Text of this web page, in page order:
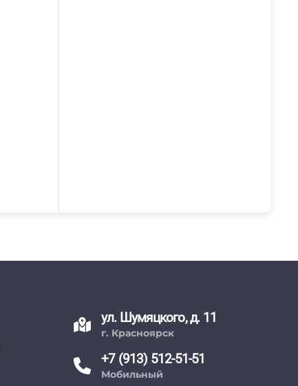
ул. Шумяцкого, д. 11
г. Красноярск
+7 (913) 512-51-51
Мобильный